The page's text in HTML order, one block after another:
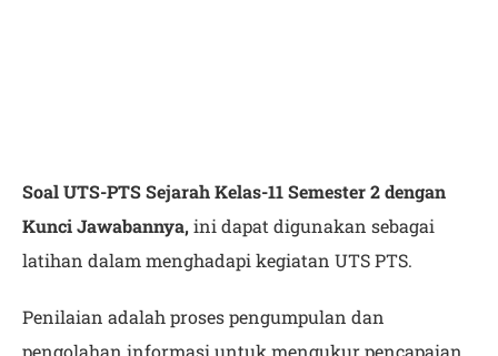
Soal UTS-PTS Sejarah Kelas-11 Semester 2 dengan
Kunci Jawabannya,ini dapat digunakan sebagai
latihan dalam menghadapi kegiatan UTS PTS.
Penilaian adalah proses pengumpulan dan
pengolahan informasi untuk mengukur pencapaian